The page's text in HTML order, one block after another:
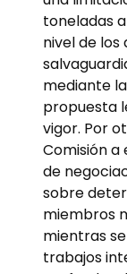
toneladas
nivel de
mediante
propuesta
vigor. Por
Comisión
de
sobre
miembros
mientras
trabajos